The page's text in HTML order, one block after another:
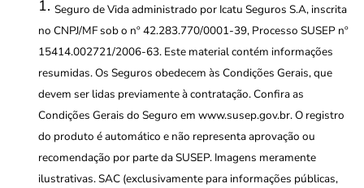
Seguro de Vida administrado por Icatu Seguros S.A, inscrita
no CNPJ/MF sob o nº 42.283.770/0001-39, Processo SUSEP nº
15414.002721/2006-63. Este material contém informações
resumidas. Os Seguros obedecem às Condições Gerais, que
devem ser lidas previamente à contratação. Confira as
Condições Gerais do Seguro em www.susep.gov.br. O registro
do produto é automático e não representa aprovação ou
recomendação por parte da SUSEP. Imagens meramente
ilustrativas. SAC (exclusivamente para informações públicas,